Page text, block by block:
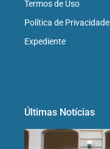
Termos de Uso
Política de Privacidade
Expediente
Últimas Notícias